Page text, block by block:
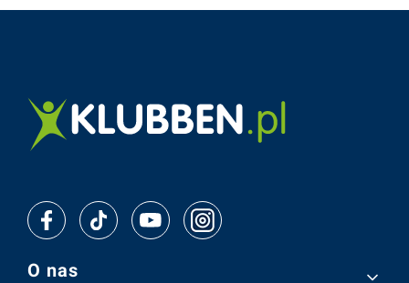
Linki w stopce
O nas